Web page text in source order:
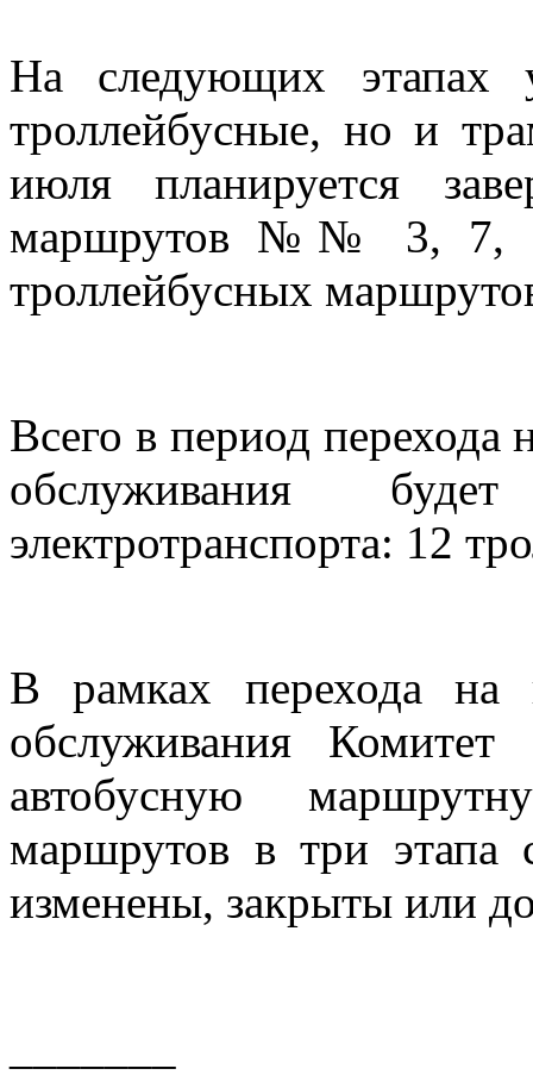
На следующих этапах
троллейбусные, но и
июля планируется
маршрутов №№ 3, 7,
троллейбусных
Всего в период перехода
обслуживания
электротранспорта: 12
В рамках перехода на
обслуживания Комитет
автобусную
маршрутов в три
изменены, закрыты или